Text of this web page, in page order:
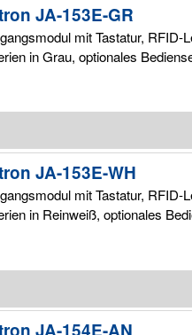
JA-153E-GR
mit Tastatur, RFID-
in Grau, optionales
JA-153E-WH
mit Tastatur, RFID-
in Reinweiß, optionales
JA-154E-AN